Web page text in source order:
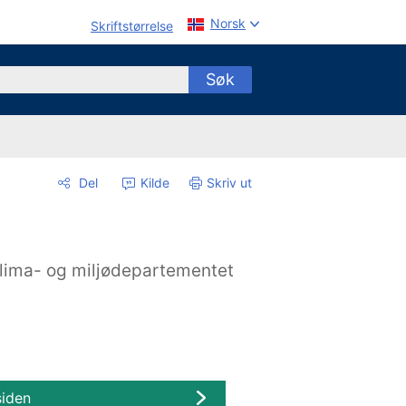
Skriftstørrelse Norsk
Søk
Del Kilde Skriv ut
og miljødepartementet